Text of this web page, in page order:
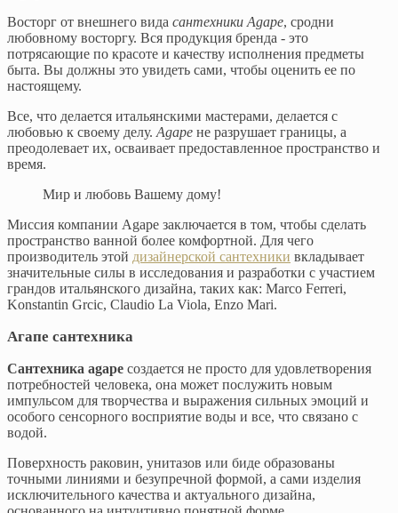
Восторг от внешнего вида сантехники Agape, сродни
любовному восторгу. Вся продукция бренда - это
потрясающие по красоте и качеству исполнения предметы
быта. Вы должны это увидеть сами, чтобы оценить ее по
настоящему.
Все, что делается итальянскими мастерами, делается с
любовью к своему делу. Agape не разрушает границы, а
преодолевает их, осваивает предоставленное пространство и
время.
Мир и любовь Вашему дому!
Миссия компании Agape заключается в том, чтобы сделать
пространство ванной более комфортной. Для чего
производитель этой дизайнерской сантехники вкладывает
значительные силы в исследования и разработки с участием
грандов итальянского дизайна, таких как: Marco Ferreri,
Konstantin Grcic, Claudio La Viola, Enzo Mari.
Агапе сантехника
Сантехника agape создается не просто для удовлетворения
потребностей человека, она может послужить новым
импульсом для творчества и выражения сильных эмоций и
особого сенсорного восприятие воды и все, что связано с
водой.
Поверхность раковин, унитазов или биде образованы
точными линиями и безупречной формой, а сами изделия
исключительного качества и актуального дизайна,